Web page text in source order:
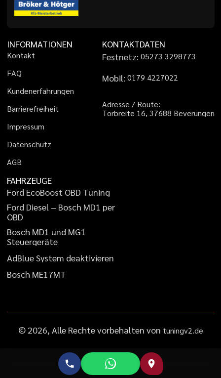
INFORMATIONEN
Kontakt
FAQ
Kundenerfahrungen
Barrierefreiheit
Impressum
Datenschutz
AGB
KONTAKTDATEN
Festnetz: 05273 3298773
Mobil: 01 79 4227022
Adresse / Route:
Torbreite 16, 37688 Beverungen
FAHRZEUGE
Ford EcoBoost OBD Tuning
Ford Diesel – Bosch MD1 per
OBD
Bosch MD1 und MG1
Steuergeräte
AdBlueSystem deaktivieren
Bosch ME17MT
© 2026, Alle Rechte vorbehalten von tuningv2.de